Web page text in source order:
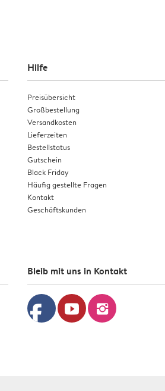
Hilfe
Preisübersicht
Großbestellung
Versandkosten
Lieferzeiten
Bestellstatus
Gutschein
Black Friday
Häufig gestellte Fragen
Kontakt
Geschäftskunden
Bleib mit uns in Kontakt
facebook youtube instagram